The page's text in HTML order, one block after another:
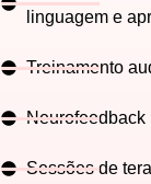
linguagem e
Treinamento
Neurofeedback
Sessões de